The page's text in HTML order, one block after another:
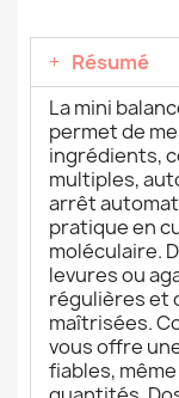
Résumé
La mini
permet de
ingrédients,
multiples,
arrêt
pratique en
moléculaire.
levures ou
régulières et
maîtrisées.
vous offre
fiables,